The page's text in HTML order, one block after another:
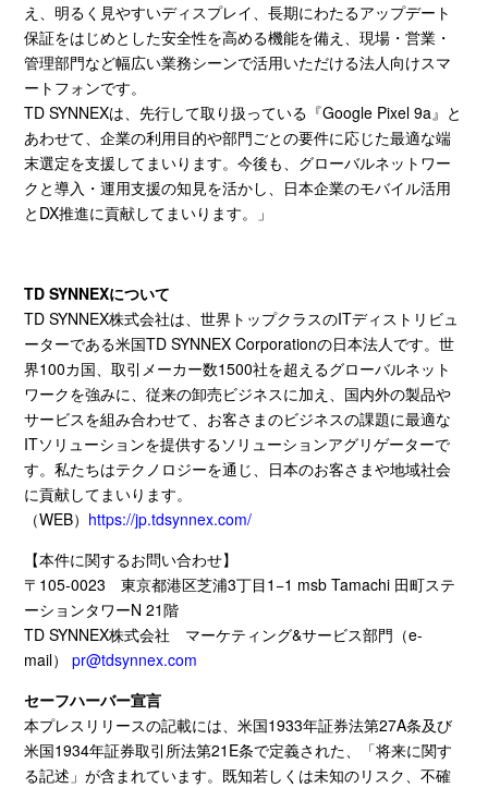
え、明るく見やすいディスプレイ、長期にわたるアップデート
保証をはじめとした安全性を高める機能を備え、現場・営業・
管理部門など幅広い業務シーンで活用いただける法人向けスマ
ートフォンです。
TD SYNNEXは、先行して取り扱っている『Google Pixel 9a』と
あわせて、企業の利用目的や部門ごとの要件に応じた最適な端
末選定を支援してまいります。今後も、グローバルネットワー
クと導入・運用支援の知見を活かし、日本企業のモバイル活用
と DX推進に貢献してまいります。」
TD SYNNEXについて
TD SYNNEX株式会社は、世界トップクラスのITディストリビュ
ーターである米国TD SYNNEX Corporationの日本法人です。世
界100カ国、取引メーカー数1500社を超えるグローバルネット
ワークを強みに、従来の卸売ビジネスに加え、国内外の製品や
サービスを組み合わせて、お客さまのビジネスの課題に最適な
ITソリューションを提供するソリューションアグリゲーターで
す。私たちはテクノロジーを通じ、日本のお客さまや地域社会
に貢献してまいります。
（WEB） https://jp.tdsynnex.com/
【本件に関するお問い合わせ】
〒 105-0023 東京都港区芝浦3丁目1−1 msb Tamachi 田町ステ
ーションタワーN 21階
TD SYNNEX株式会社
マーケティング&サービス部門（e-
mail）pr@tdsynnex.com
セーフハーバー宣言
本プレスリリースの記載には、米国1933年証券法第27A条及び
米国1934年証券取引所法第21E条で定義された、「将来に関す
る記述」が含まれています。既知若しくは未知のリスク、不確